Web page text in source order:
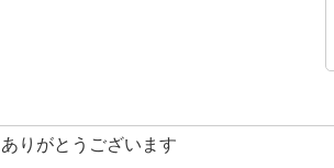
ありがとうございます